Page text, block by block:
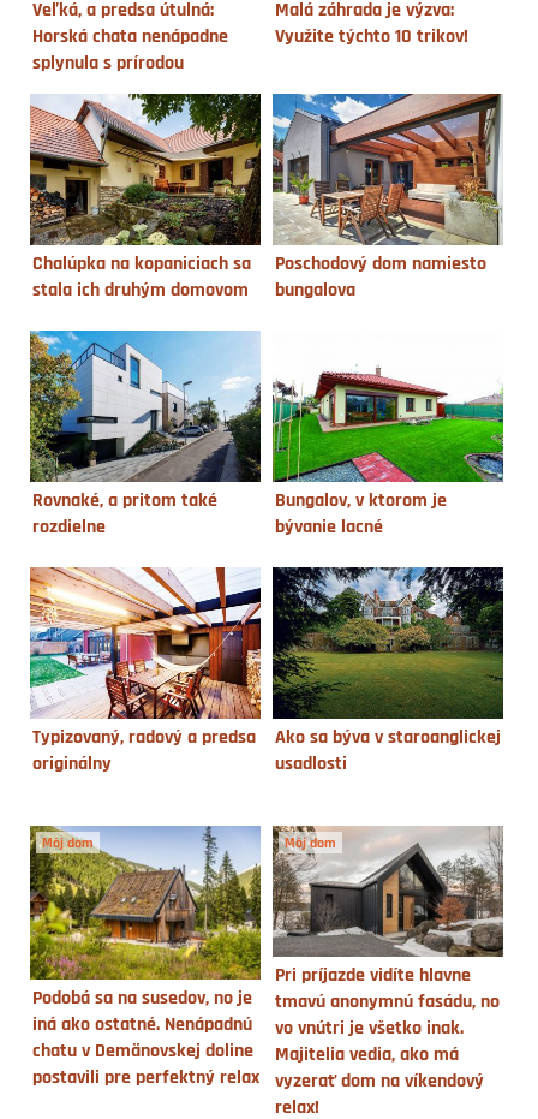
Veľká, a predsa útulná:
Horská chata nenápadne
splynula s prírodou
Malá záhrada je výzva:
Využite týchto 10 trikov!
Chalúpka na kopaniciach sa
stala ich druhým domovom
Poschodový dom namiesto
bungalova
Rovnaké, a pritom také
rozdielne
Bungalov, v ktorom je
bývanie lacné
Typizovaný, radový a predsa
originálny
Ako sa býva v staroanglickej
usadlosti
Môj dom
Podobá sa na susedov, no je
iná ako ostatné. Nenápadnú
chatu v Demänovskej doline
postavili pre perfektný relax
Môj dom
Pri príjazde vidíte hlavne
tmavú anonymnú fasádu, no
vo vnútri je všetko inak.
Majitelia vedia, ako má
vyzerať dom na víkendový
relax!